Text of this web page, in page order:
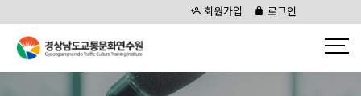
회원가입 로그인